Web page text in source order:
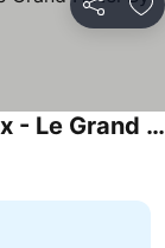
Partilhar
Intercontinental Hotels Bordeaux - Le Grand Hotel By Ihg